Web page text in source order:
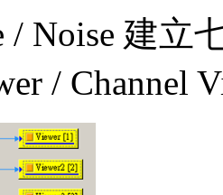
/ Noise 建
/ Channel